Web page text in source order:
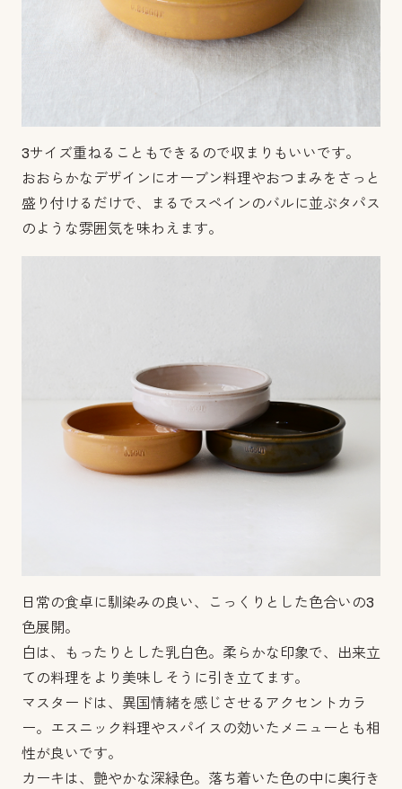
3サイズ重ねることもできるので収まりもいいです。
おおらかなデザインにオーブン料理やおつまみをさっと
盛り付けるだけで、まるでスペインのバルに並ぶタパス
のような雰囲気を味わえます。
日常の食卓に馴染みの良い、こっくりとした色合いの3
色展開。
白は、もったりとした乳白色。柔らかな印象で、出来立
ての料理をより美味しそうに引き立てます。
マスタードは、異国情緒を感じさせるアクセントカラ
ー。エスニック料理やスパイスの効いたメニューとも相
性が良いです。
カーキは、艶やかな深緑色。落ち着いた色の中に奥行き